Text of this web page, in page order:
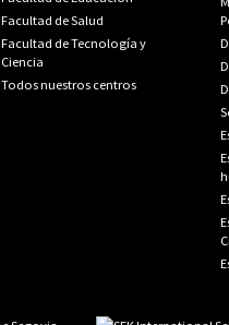
Facultad de Salud
Facultad de Tecnología y
Ciencia
Todos nuestros centros